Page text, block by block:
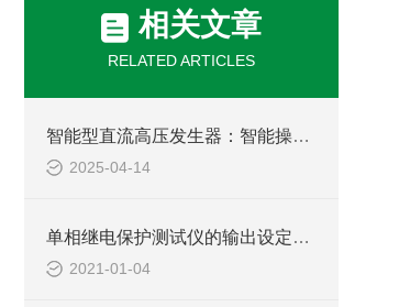
相关文章
RELATED ARTICLES
智能型直流高压发生器：智能操控，轻松驾驭高压测试难题
2025-04-14
单相继电保护测试仪的输出设定讲解
2021-01-04